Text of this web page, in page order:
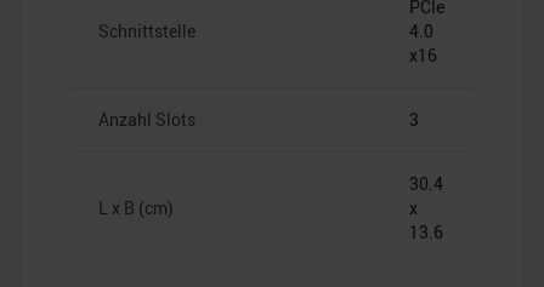
Schnittstelle
PCIe
4.0
x16
Anzahl Slots 3
L x B (cm)
30.4
x
13.6